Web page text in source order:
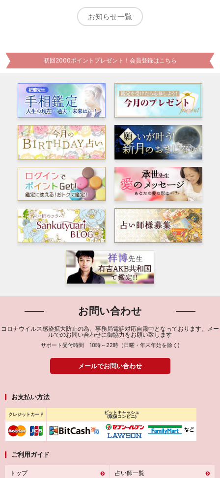
お知らせ一覧
初回2000ポイントプレゼント！会員登録はこちら
お問い合わせ
コロナウイルス感染拡大防止の為、事務局電話対応自粛中となっております。メー
ルでのお問い合わせに御協力をお願い致します
サポート受付時間 10時～22時（日曜・年末年始を除く)
メールでお問い合わせ
お支払い方法
クレジットカード
ビットキャッシュ
(取扱コンビニ)
ご利用ガイド
トップ 占い師一覧